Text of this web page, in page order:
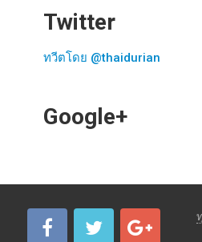
Twitter
ทวีตโดย @thaidurian
Google+